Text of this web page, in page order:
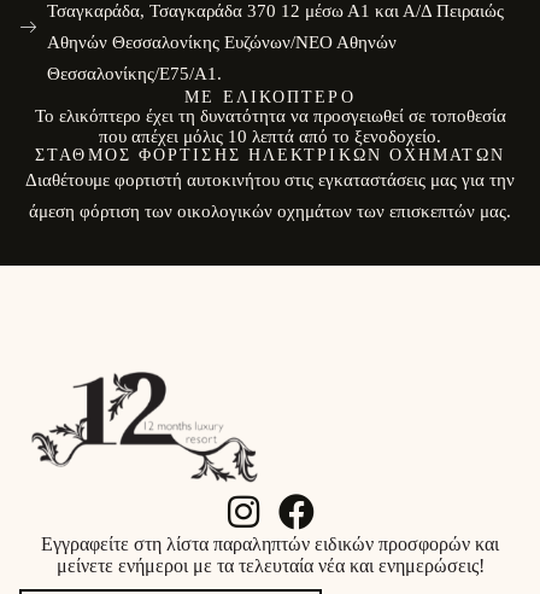
Τσαγκαράδα, Τσαγκαράδα 370 12 μέσω Α1 και Α/Δ Πειραιώς
Αθηνών Θεσσαλονίκης Ευζώνων/ΝΕΟ Αθηνών
Θεσσαλονίκης/E75/Α1.
ΜΕ ΕΛΙΚΌΠΤΕΡΟ
Το ελικόπτερο έχει τη δυνατότητα να προσγειωθεί σε τοποθεσία
που απέχει μόλις 10 λεπτά από το ξενοδοχείο.
ΣΤΑΘΜΌΣ ΦΌΡΤΙΣΗΣ ΗΛΕΚΤΡΙΚΏΝ ΟΧΗΜΆΤΩΝ
Διαθέτουμε φορτιστή αυτοκινήτου στις εγκαταστάσεις μας για την
άμεση φόρτιση των οικολογικών οχημάτων των επισκεπτών μας.
Εγγραφείτε στη λίστα παραληπτών ειδικών προσφορών και
μείνετε ενήμεροι με τα τελευταία νέα και ενημερώσεις!